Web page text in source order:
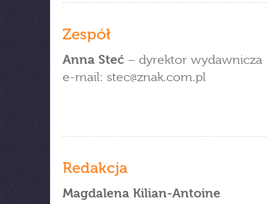
Zespół
Anna Steć – dyrektor wydawnicza
e-mail: stec znak.com.pl
Redakcja
Magdalena Kilian-Antoine